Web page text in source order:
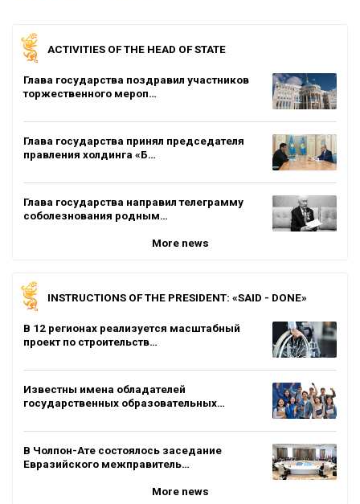
ACTIVITIES OF THE HEAD OF STATE
Глава государства поздравил участников
торжественного мероп…
Глава государства принял председателя
правления холдинга «Б…
Глава государства направил телеграмму
соболезнования родным…
More news
INSTRUCTIONS OF THE PRESIDENT: «SAID - DONE»
В 12 регионах реализуется масштабный
проект по строительств…
Известны имена обладателей
государственных образовательных…
В Чолпон-Ате состоялось заседание
Евразийского межправитель…
More news